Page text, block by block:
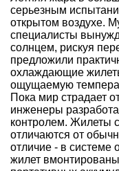
серьезным
открытом воздухе.
специалисты
солнцем, рискуя
предложили
охлаждающие
ощущаемую
Пока мир страдает
инженеры
контролем. Жилеты
отличаются от
отличие - в системе
жилет